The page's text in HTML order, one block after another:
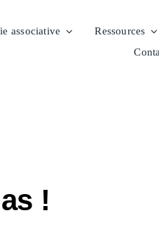
associative
Ressources
!